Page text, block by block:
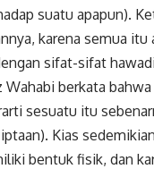
suatu apapun).
karena semua
sifat-sifat
Wahabi berkata
sesuatu itu
Kias
bentuk fisik, dan